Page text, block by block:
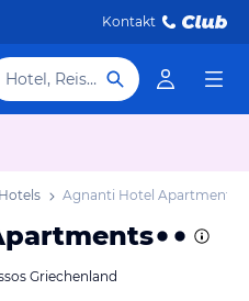
Kontakt
Hotel, Reiseziel
Agnanti Hotel Apartments
Griechenland